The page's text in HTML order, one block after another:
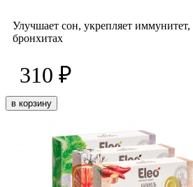
Улучшает сон, укрепляет
бронхитах
310 ₽
в корзину